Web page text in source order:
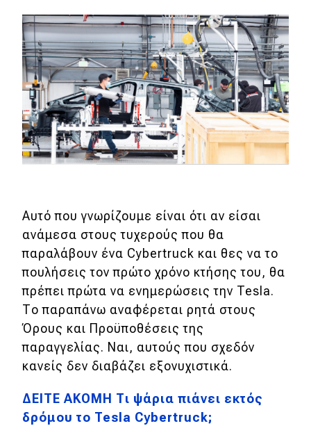
DRIVE Away
MOTO
Μεταχειρισμένο
Οδηγός αγοράς
Συμβουλές
Χρηστικά
Συμβουλές
ΚΤΕΟ
Οδική βοήθεια
eDRIVE
DRIVE USED
Αυτό που γνωρίζουμε είναι ότι αν είσαι
ανάμεσα στους τυχερούς που θα
παραλάβουν ένα Cybertruck και θες να το
πουλήσεις τον πρώτο χρόνο κτήσης του, θα
πρέπει πρώτα να ενημερώσεις την Tesla.
Το παραπάνω αναφέρεται ρητά στους
Όρους και Προϋποθέσεις της
παραγγελίας. Ναι, αυτούς που σχεδόν
κανείς δεν διαβάζει εξονυχιστικά.
ΔΕΙΤΕ ΑΚΟΜΗ Τι ψάρια πιάνει εκτός
δρόμου το Tesla Cybertruck;